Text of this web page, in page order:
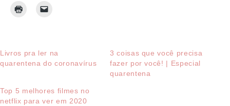
Livros pra ler na
quarentena do coronavírus
3 coisas que você precisa
fazer por você! | Especial
quarentena
Top 5 melhores filmes no
netflix para ver em 2020